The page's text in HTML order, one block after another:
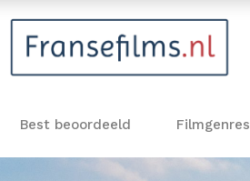
Best beoordeeld Filmgenres